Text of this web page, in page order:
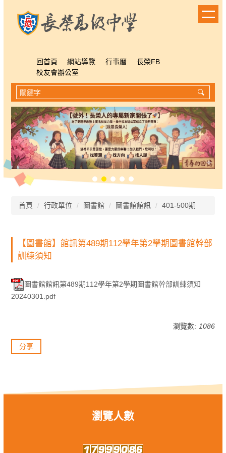
回首頁 網站導覽 行事曆
長榮FB
校友會辦公室
首頁 行政單位 圖書館 圖書館館訊 401-500期
【圖書館】館訊第489期112學年第2學期圖書館幹部
訓練須知
圖書館館訊第489期112學年第2學期圖書館幹部訓練須知
20240301.pdf
瀏覽數: 1086
分享
瀏覽人數